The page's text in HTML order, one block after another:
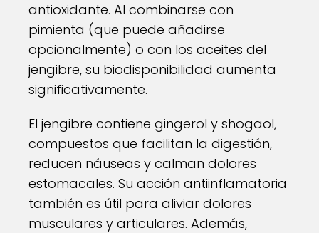
antioxidante. Al combinarse con
pimienta (que puede añadirse
opcionalmente) o con los aceites del
jengibre, su biodisponibilidad aumenta
significativamente.
El jengibre contiene gingerol y shogaol,
compuestos que facilitan la digestión,
reducen náuseas y calman dolores
estomacales. Su acción antiinflamatoria
también es útil para aliviar dolores
musculares y articulares. Además,